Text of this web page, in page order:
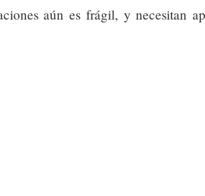
aún es frágil, y necesitan